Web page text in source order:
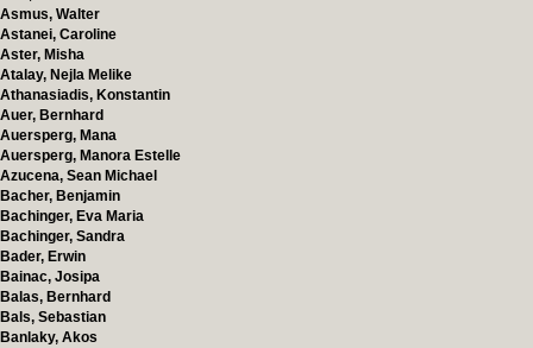
Asmus, Walter
Astanei, Caroline
Aster, Misha
Atalay, Nejla Melike
Athanasiadis, Konstantin
Auer, Bernhard
Auersperg, Mana
Auersperg, Manora Estelle
Azucena, Sean Michael
Bacher, Benjamin
Bachinger, Eva Maria
Bachinger, Sandra
Bader, Erwin
Bainac, Josipa
Balas, Bernhard
Bals, Sebastian
Banlaky, Akos